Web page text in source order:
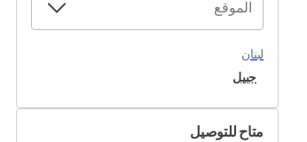
لبنان
جبيل
متاح للتوصيل